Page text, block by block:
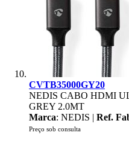
CVTB35000GY20
NEDIS CABO HDMI
GREY 2.0MT
Marca: NEDIS | Ref.
Preço sob consulta